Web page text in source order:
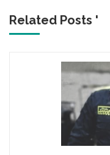
Related Posts '